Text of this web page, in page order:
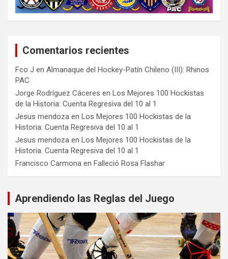
Comentarios recientes
Fco J en Almanaque del Hockey-Patín Chileno (III): Rhinos
PAC
Jorge Rodríguez Cáceres en Los Mejores 100 Hockistas
de la Historia: Cuenta Regresiva del 10 al 1
Jesus mendoza en Los Mejores 100 Hockistas de la
Historia: Cuenta Regresiva del 10 al 1
Jesus mendoza en Los Mejores 100 Hockistas de la
Historia: Cuenta Regresiva del 10 al 1
Francisco Carmona en Falleció Rosa Flashar
Aprendiendo las Reglas del Juego